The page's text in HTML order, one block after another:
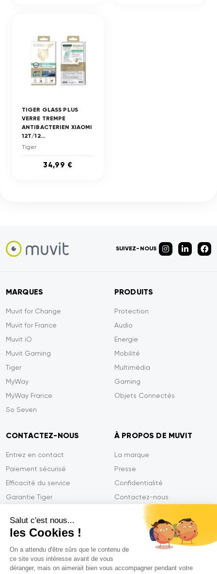
Salut c'est nous...
les Cookies !
On a attendu d'être sûrs que le contenu de
ce site vous intéresse avant de vous
déranger, mais on aimerait bien vous accompagner pendant votre
TIGER GLASS PLUS
VERRE TREMPE
ANTIBACTERIEN XIAOMI
12T/12...
Tiger
34,99 €
SUIVEZ-NOUS
MARQUES
Muvit for Change
Muvit for France
Muvit iO
Muvit Gaming
Tiger
MyWay
MyWay France
So Seven
PRODUITS
Protection
Audio
Energie
Mobilité
Multimédia
Gaming
Objets Connectés
CONTACTEZ-NOUS
Entrez en contact
Paiement sécurisé
Efficacité du service
Garantie Tiger
À PROPOS DE MUVIT
La marque
Presse
Confidentialité
Contactez-nous
Mentions légales